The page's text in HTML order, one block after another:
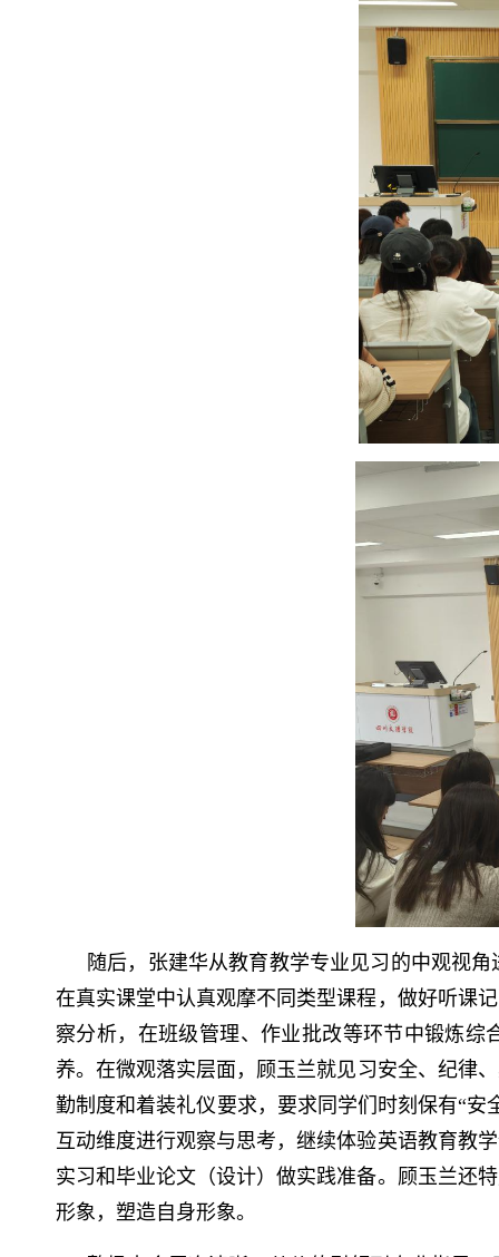
随后，张建华从教育教学专业见习的中观视
在真实课堂中认真观摩不同类型课程，做好听课
察分析，在班级管理、作业批改等环节中锻炼综
养。在微观落实层面，顾玉兰就见习安全、纪律
勤制度和着装礼仪要求，要求同学们时刻保有“安
互动维度进行观察与思考，继续体验英语教育教
实习和毕业论文（设计）做实践准备。顾玉兰还
形象，塑造自身形象。